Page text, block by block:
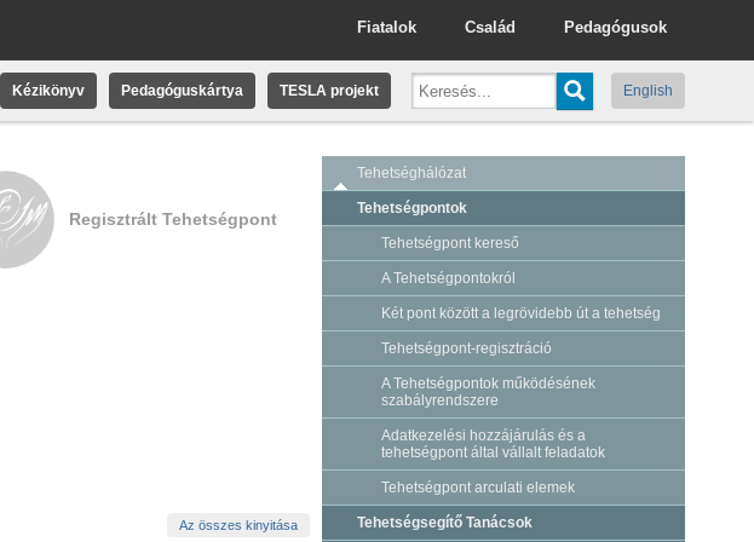
Pedagógusok
Család
Fiatalok
Kézikönyv Pedagóguskártya TESLA projekt English
Regisztrált Tehetségpont
Az összes kinyitása
Tehetséghálózat
Tehetségpontok
Tehetségpont kereső
A Tehetségpontokról
Két pont között a legrövidebb út a tehetség
Tehetségpont-regisztráció
A Tehetségpontok működésének
szabályrendszere
Adatkezelési hozzájárulás és a
tehetségpont által vállalt feladatok
Tehetségpont arculati elemek
Tehetségsegítő Tanácsok